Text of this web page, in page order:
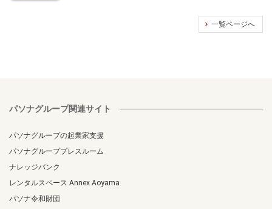
一覧ページへ
パソナグループ関連サイト
パソナグループの起業家支援
パソナグループプレスルーム
ナレッジバンク
レンタルスペース Annex Aoyama
パソナ令和財団